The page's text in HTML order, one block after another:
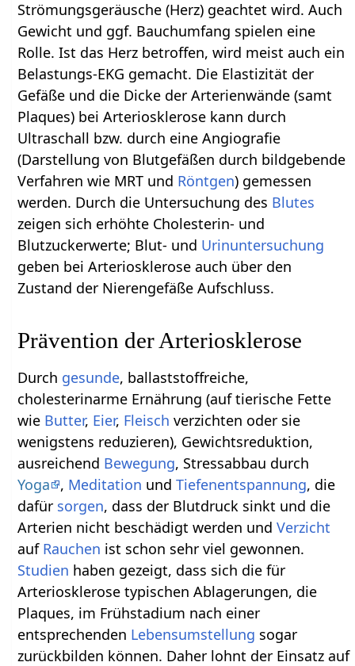
Strömungsgeräusche (Herz) geachtet wird. Auch
Gewicht und ggf. Bauchumfang spielen eine
Rolle. Ist das Herz betroffen, wird meist auch ein
Belastungs-EKG gemacht. Die Elastizität der
Gefäße und die Dicke der Arterienwände (samt
Plaques) bei Arteriosklerose kann durch
Ultraschall bzw. durch eine Angiografie
(Darstellung von Blutgefäßen durch bildgebende
Verfahren wie MRT und Röntgen) gemessen
werden. Durch die Untersuchung des Blutes
zeigen sich erhöhte Cholesterin- und
Blutzuckerwerte; Blut- und Urinuntersuchung
geben bei Arteriosklerose auch über den
Zustand der Nierengefäße Aufschluss.
Prävention der Arteriosklerose
Durch gesunde, ballaststoffreiche,
cholesterinarme Ernährung (auf tierische Fette
wie Butter, Eier, Fleisch verzichten oder sie
wenigstens reduzieren), Gewichtsreduktion,
ausreichend Bewegung, Stressabbau durch
Yoga
, Meditation undTiefenentspannung, die
dafür sorgen, dass der Blutdruck sinkt und die
Arterien nicht beschädigt werden undVerzicht
auf Rauchen ist schon sehr viel gewonnen.
Studien haben gezeigt, dass sich die für
Arteriosklerose typischen Ablagerungen, die
Plaques, im Frühstadium nach einer
entsprechenden Lebensumstellung sogar
zurückbilden können. Daher lohnt der Einsatz auf